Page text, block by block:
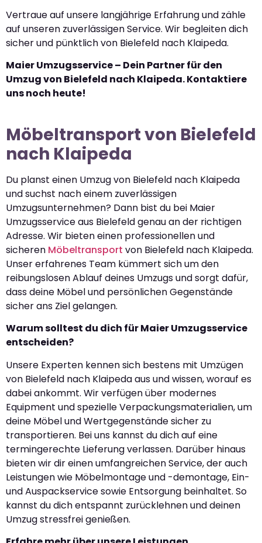
Vertraue auf unsere langjährige Erfahrung und zähle
auf unseren zuverlässigen Service. Wir begleiten dich
sicher und pünktlich von Bielefeld nach Klaipeda.
Maier Umzugsservice – Dein Partner für den
Umzug von Bielefeld nach Klaipeda. Kontaktiere
uns noch heute!
Möbeltransport von Bielefeld
nach Klaipeda
Du planst einen Umzug von Bielefeld nach Klaipeda
und suchst nach einem zuverlässigen
Umzugsunternehmen? Dann bist du bei Maier
Umzugsservice aus Bielefeld genau an der richtigen
Adresse. Wir bieten einen professionellen und
sicheren Möbeltransport von Bielefeld nach Klaipeda.
Unser erfahrenes Team kümmert sich um den
reibungslosen Ablauf deines Umzugs und sorgt dafür,
dass deine Möbel und persönlichen Gegenstände
sicher ans Ziel gelangen.
Warum solltest du dich für Maier Umzugsservice
entscheiden?
Unsere Experten kennen sich bestens mit Umzügen
von Bielefeld nach Klaipeda aus und wissen, worauf es
dabei ankommt. Wir verfügen über modernes
Equipment und spezielle Verpackungsmaterialien, um
deine Möbel und Wertgegenstände sicher zu
transportieren. Bei uns kannst du dich auf eine
termingerechte Lieferung verlassen. Darüber hinaus
bieten wir dir einen umfangreichen Service, der auch
Leistungen wie Möbelmontage und -demontage, Ein-
und Auspackservice sowie Entsorgung beinhaltet. So
kannst du dich entspannt zurücklehnen und deinen
Umzug stressfrei genießen.